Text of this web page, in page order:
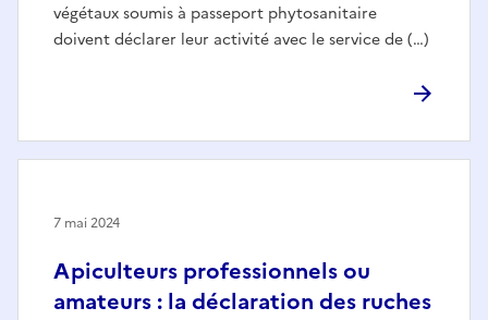
végétaux soumis à passeport phytosanitaire
doivent déclarer leur activité avec le service de (…)
Apiculteurs professionnels ou
amateurs : la déclaration des ruches
7 mai 2024